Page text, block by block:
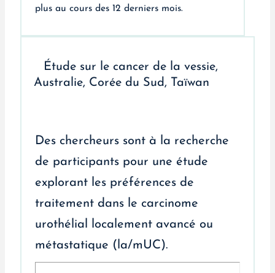
plus au cours des 12 derniers mois.
Étude sur le cancer de la vessie,
Australie, Corée du Sud, Taïwan
Des chercheurs sont à la recherche
de participants pour une étude
explorant les préférences de
traitement dans le carcinome
urothélial localement avancé ou
métastatique (la/mUC).